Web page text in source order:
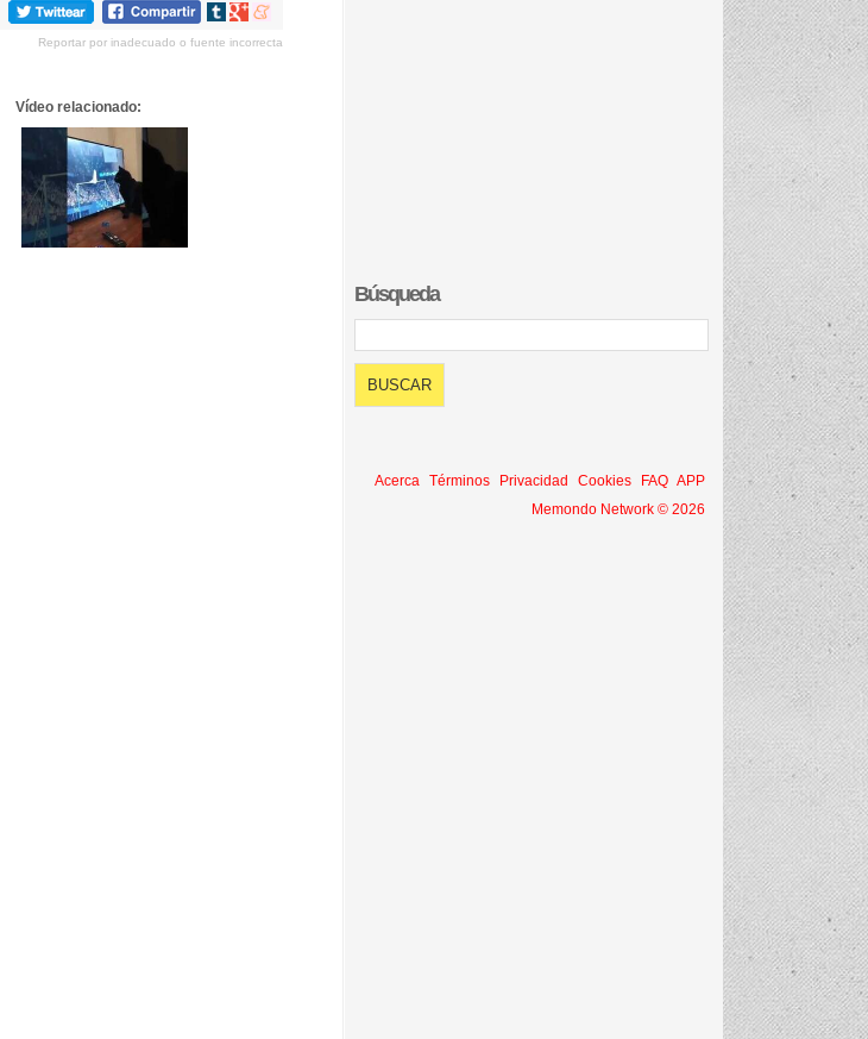
Compartir
tumblr
Compartir
Google+
Compartir
meneame
Reportar por inadecuado o fuente incorrecta
Vídeo relacionado:
Búsqueda
Acerca Términos Privacidad Cookies FAQ APP
Memondo Network © 2026